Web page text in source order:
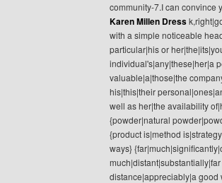
community-7.I can convince
Karen Millen Dress
with a simple noticeable
particular|his or
individual's|any|these|her|a
valuable|a|those|the
his|this|their
well as her|the availability
{powder|natural
{product is|method
ways}
distance|appreciably|a